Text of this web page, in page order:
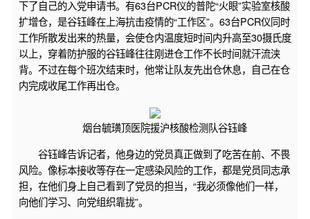
下了自己的入党申请书。有63台PCR仪的普陀“火眼”实验室核酸
扩增仓，是谷钰峰在上海抗击疫情的“工作区”。63台PCR仪同时
工作所散发出来的热量，会使仓内温度短时间内升高至30摄氏度
以上，穿着防护服的谷钰峰往往刚进仓工作不长时间就汗流浃
背。不过在每个班次结束时，他常让队友先出仓休息，自己在仓
内完成收尾工作再出仓。
烟台毓璜顶医院援沪核酸检测队谷钰峰
谷钰峰告诉记者，他身边的党员真正做到了吃苦在前、不畏
风险。像标本接收等存在一定感染风险的工作，都是党员同志承
担，在他们身上自己看到了党员的担当，“我必须像他们一样，
向他们学习、向党组织靠拢”。